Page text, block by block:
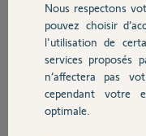
Chauffage
Autres produits
il y a environ un an
Réponses
Nous respectons
pouvez choisir
l'utilisation de
services proposés
n’affectera pas
cependant votre
optimale.